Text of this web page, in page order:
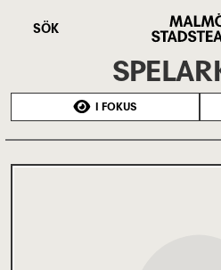
SÖK
Stadsteater
I FOKUS